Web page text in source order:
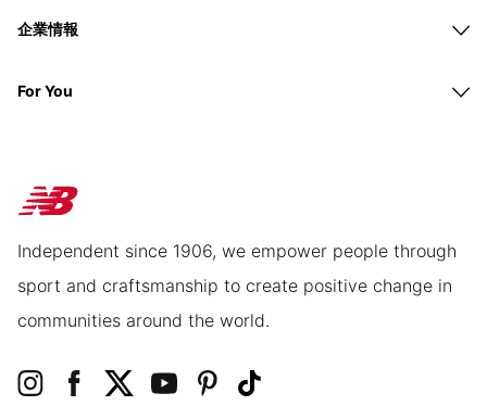
企業情報
For You
Independent since 1906, we empower people through
sport and craftsmanship to create positive change in
communities around the world.